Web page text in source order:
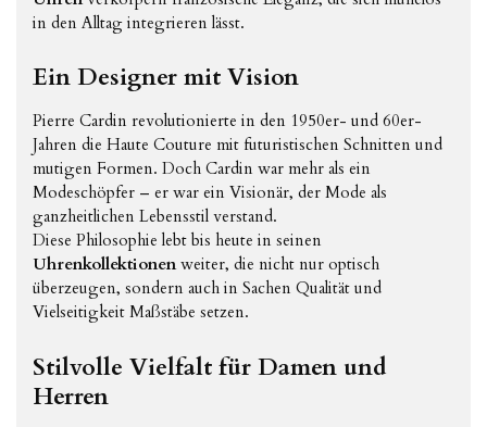
in den Alltag integrieren lässt.
Ein Designer mit Vision
Pierre Cardin revolutionierte in den 1950er- und 60er-
Jahren die Haute Couture mit futuristischen Schnitten und
mutigen Formen. Doch Cardin war mehr als ein
Modeschöpfer – er war ein Visionär, der Mode als
ganzheitlichen Lebensstil verstand.
Diese Philosophie lebt bis heute in seinen
Uhrenkollektionenweiter, die nicht nur optisch
überzeugen, sondern auch in Sachen Qualität und
Vielseitigkeit Maßstäbe setzen.
Stilvolle Vielfalt für Damen und
Herren